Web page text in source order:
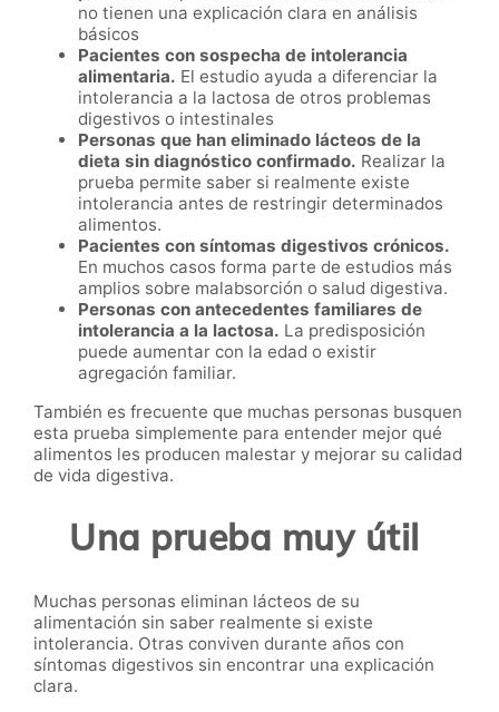
no tienen una explicación clara en análisis
básicos
Pacientes con sospecha de intolerancia
alimentaria. El estudio ayuda a diferenciar la
intolerancia a la lactosa de otros problemas
digestivos o intestinales
Personas que han eliminado lácteos de la
dieta sin diagnóstico confirmado. Realizar la
prueba permite saber si realmente existe
intolerancia antes de restringir determinados
alimentos.
Pacientes con síntomas digestivos crónicos.
En muchos casos forma parte de estudios más
amplios sobre malabsorción o salud digestiva.
Personas con antecedentes familiares de
intolerancia a la lactosa. La predisposición
puede aumentar con la edad o existir
agregación familiar.
También es frecuente que muchas personas busquen
esta prueba simplemente para entender mejor qué
alimentos les producen malestar y mejorar su calidad
de vida digestiva.
Una prueba muy útil
Muchas personas eliminan lácteos de su
alimentación sin saber realmente si existe
intolerancia. Otras conviven durante años con
síntomas digestivos sin encontrar una explicación
clara.